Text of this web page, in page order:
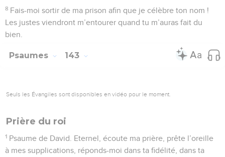
8 Fais-moi sortir de ma prison afin que je célèbre ton nom !
Les justes viendront m’entourer quand tu m’auras fait du
bien.
Psaumes 143
Seuls les Évangiles sont disponibles en vidéo pour le moment.
Prière du roi
1 Psaume de David. Eternel, écoute ma prière, prête l’oreille
à mes supplications, réponds-moi dans ta fidélité, dans ta